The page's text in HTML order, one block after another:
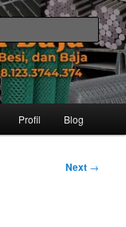
Baja Besi
Jual besi beton. Info
Dgn harga yg kompetitif,
segala kebutuhan
Profil Blog
Next →